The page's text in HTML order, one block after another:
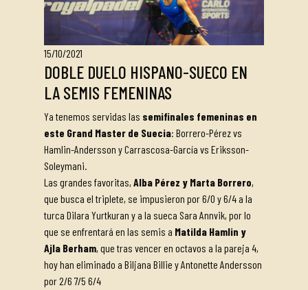
15/10/2021
DOBLE DUELO HISPANO-SUECO EN
LA SEMIS FEMENINAS
Ya tenemos servidas las semifinales femeninas en
este Grand Master de Suecia: Borrero-Pérez vs
Hamlin-Andersson y Carrascosa-García vs Eriksson-
Soleymani.
Las grandes favoritas, Alba Pérez y Marta Borrero,
que busca el triplete, se impusieron por 6/0 y 6/4 a la
turca Dilara Yurtkuran y a la sueca Sara Annvik, por lo
que se enfrentará en las semis a Matilda Hamlin y
Ajla Berham, que tras vencer en octavos a la pareja 4,
hoy han eliminado a Biljana Billie y Antonette Andersson
por 2/6 7/5 6/4